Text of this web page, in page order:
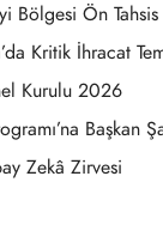
Bölgesi Ön Tahsis
Kritik İhracat
Kurulu 2026
Başkan
Zekâ Zirvesi